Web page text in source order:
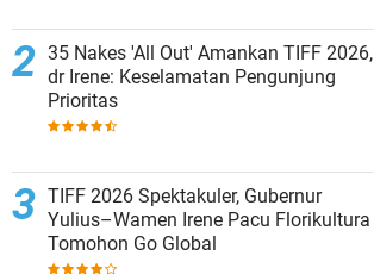
35 Nakes 'All Out' Amankan TIFF 2026,
dr Irene: Keselamatan Pengunjung
Prioritas
TIFF 2026 Spektakuler, Gubernur
Yulius–Wamen Irene Pacu Florikultura
Tomohon Go Global